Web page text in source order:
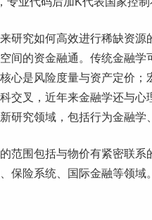
研究如何高效进行稀缺资
间的资金融通。传统金融
心是风险度量与资产定价
交叉，近年来金融学还与
研究领域，包括行为金融学
范围包括与物价有紧密联
保险系统、国际金融等领域。